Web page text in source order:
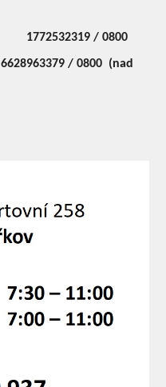
1772532319 / 0800
6628963379 / 0800 (nad